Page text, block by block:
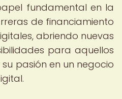
fundamental en la
de financiamiento
abriendo nuevas
para aquellos
pasión en un negocio